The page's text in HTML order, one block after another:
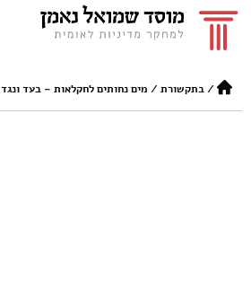
/בתקשורת / מים נחותים לחקלאות – בעד ונגד